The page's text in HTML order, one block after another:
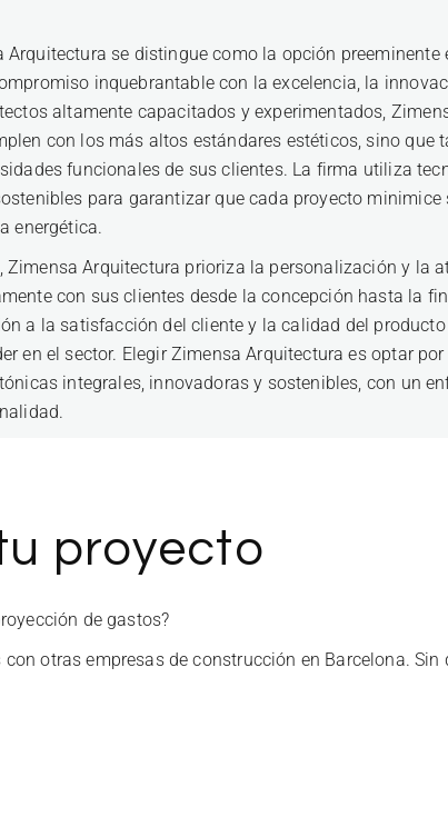
Arquitectura se distingue como la opción
inquebrantable con la excelencia, la
altamente capacitados y experimentados,
con los más altos estándares estéticos, sino que
funcionales de sus clientes. La firma utiliza
para garantizar que cada proyecto
energética.
Zimensa Arquitectura prioriza la personalización y la
con sus clientes desde la concepción hasta la
a la satisfacción del cliente y la calidad del
en el sector. Elegir Zimensa Arquitectura es optar
integrales, innovadoras y sostenibles, con un
proyecto
de gastos?
otras empresas de construcción en Barcelona. Sin